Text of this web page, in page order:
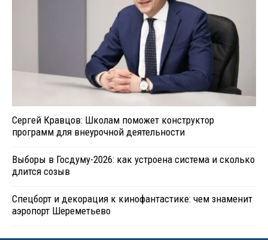
Сергей Кравцов: Школам поможет конструктор
программ для внеурочной деятельности
Выборы в Госдуму-2026: как устроена система и сколько
длится созыв
Спецборт и декорация к кинофантастике: чем знаменит
аэропорт Шереметьево